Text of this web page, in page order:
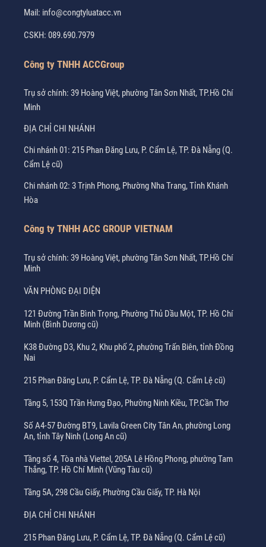
Mail: info@congtyluatacc.vn
CSKH: 089.690.7979
Công ty TNHH ACCGroup
Trụ sở chính: 39 Hoàng Việt, phường Tân Sơn Nhất, TP.Hồ Chí
Minh
ĐỊA CHỈ CHI NHÁNH
Chi nhánh 01: 215 Phan Đăng Lưu, P. Cẩm Lệ, TP. Đà Nẵng (Q.
Cẩm Lệ cũ)
Chi nhánh 02: 3 Trịnh Phong, Phường Nha Trang, Tỉnh Khánh
Hòa
Công ty TNHH ACC GROUP VIETNAM
Trụ sở chính: 39 Hoàng Việt, phường Tân Sơn Nhất, TP.Hồ Chí
Minh
VĂN PHÒNG ĐẠI DIỆN
121 Đường Trần Bình Trọng, Phường Thủ Dầu Một, TP. Hồ Chí
Minh (Bình Dương cũ)
K38 Đường D3, Khu 2, Khu phố 2, phường Trấn Biên, tỉnh Đồng
Nai
215 Phan Đăng Lưu, P. Cẩm Lệ, TP. Đà Nẵng (Q. Cẩm Lệ cũ)
Tầng 5, 153Q Trần Hưng Đạo, Phường Ninh Kiều, TP.Cần Thơ
Số A4-57 Đường BT9, Lavila Green City Tân An, phường Long
An, tỉnh Tây Ninh (Long An cũ)
Tầng số 4, Tòa nhà Viettel, 205A Lê Hồng Phong, phường Tam
Thắng, TP. Hồ Chí Minh (Vũng Tàu cũ)
Tầng 5A, 298 Cầu Giấy, Phường Cầu Giấy, TP. Hà Nội
ĐỊA CHỈ CHI NHÁNH
215 Phan Đăng Lưu, P. Cẩm Lệ, TP. Đà Nẵng (Q. Cẩm Lệ cũ)